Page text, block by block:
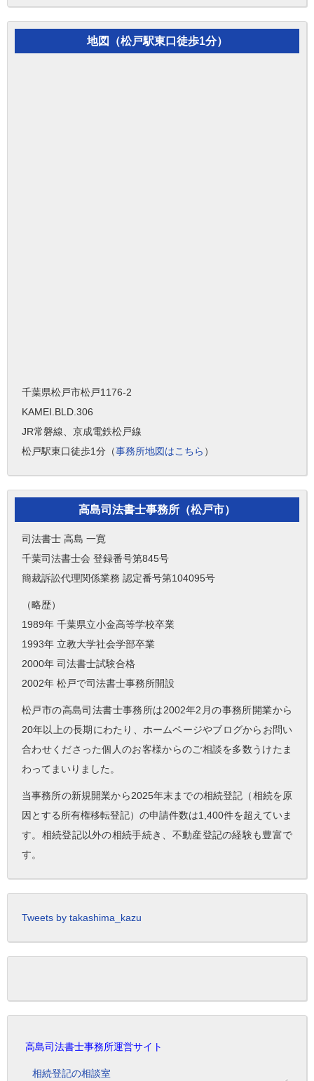
地図（松戸駅東口徒歩1分）
千葉県松戸市松戸1176-2
KAMEI.BLD.306
JR常磐線、京成電鉄松戸線
松戸駅東口徒歩1分（事務所地図はこちら ）
高島司法書士事務所（松戸市）
司法書士 高島 一寛
千葉司法書士会 登録番号第845号
簡裁訴訟代理関係業務 認定番号第104095号
（略歴）
1989年 千葉県立小金高等学校卒業
1993年 立教大学社会学部卒業
2000年 司法書士試験合格
2002年 松戸で司法書士事務所開設
松戸市の高島司法書士事務所は2002年2月の事務所開業から
20年以上の長期にわたり、ホームページやブログからお問い
合わせくださった個人のお客様からのご相談を多数うけたま
わってまいりました。
当事務所の新規開業から2025年末までの相続登記（相続を原
因とする所有権移転登記）の申請件数は1,400件を超えていま
す。相続登記以外の相続手続き、不動産登記の経験も豊富で
す。
Tweets by takashima_kazu
高島司法書士事務所運営サイト
相続登記の相談室